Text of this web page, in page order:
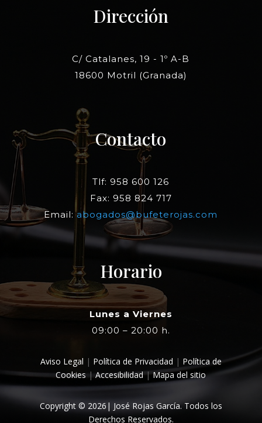
Dirección
C/ Catalanes, 19 - 1º A-B
18600 Motril (Granada)
Contacto
Tlf: 958 600 126
Fax: 958 824 717
Email:abogados@bufeterojas.com
Horario
Lunes a Viernes
09:00 – 20:00 h.
Aviso Legal | Política de Privacidad | Política de
Cookies |Accesibilidad|Mapa del sitio
Copyright © 2026| José Rojas García. Todos los
Derechos Reservados.